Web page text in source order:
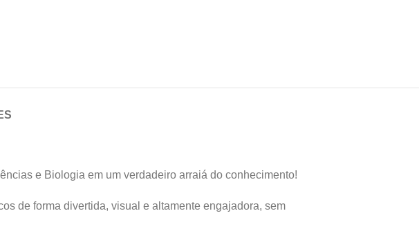
e Biologia em um verdadeiro arraiá do conhecimento!
de forma divertida, visual e altamente engajadora, sem